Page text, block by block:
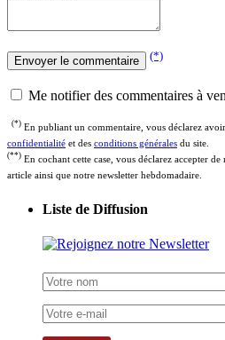
(*)
Me notifier des commentaires à
(*) En publiant un commentaire, vous déclarez
confidentialité et des conditions générales du site.
(**) En cochant cette case, vous déclarez accepter
article ainsi que notre newsletter hebdomadaire.
Liste de Diffusion